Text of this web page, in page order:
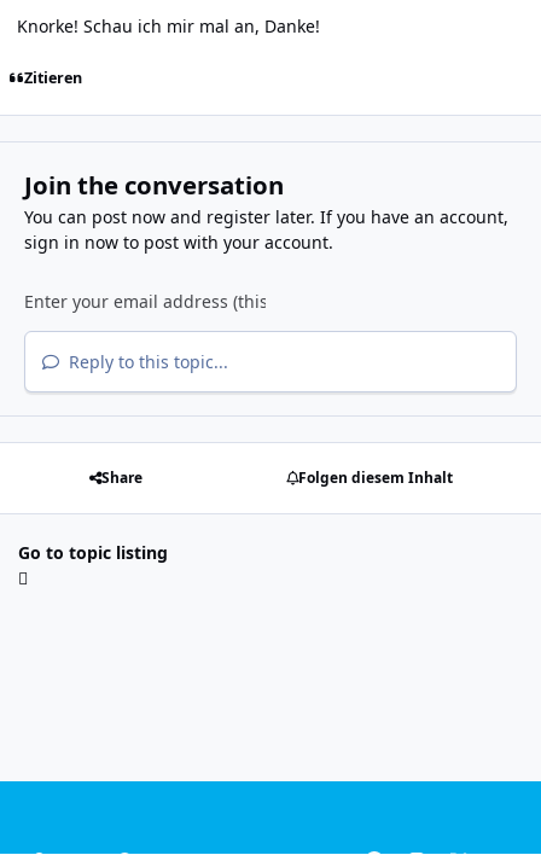
Knorke! Schau ich mir mal an, Danke!
Zitieren
Join the conversation
You can post now and register later. If you have an account,
sign in nowto post with your account.
Reply to this topic...
Share Folgen diesem Inhalt
Go to topic listing
Light ModeDark ModeSystem Preference f i x y